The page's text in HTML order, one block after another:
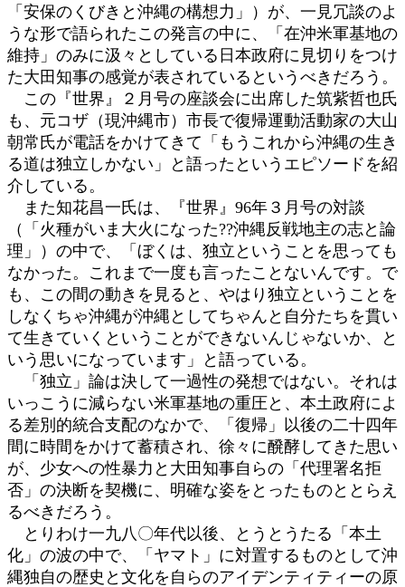
「安保のくびきと沖縄の構想力」）が、一見冗談のよ
うな形で語られたこの発言の中に、「在沖米軍基地の
維持」のみに汲々としている日本政府に見切りをつけ
た大田知事の感覚が表されているというべきだろう。
この『世界』２月号の座談会に出席した筑紫哲也氏
も、元コザ（現沖縄市）市長で復帰運動活動家の大山
朝常氏が電話をかけてきて「もうこれから沖縄の生き
る道は独立しかない」と語ったというエピソードを紹
介している。
また知花昌一氏は、『世界』96年３月号の対談
（「火種がいま大火になった??沖縄反戦地主の志と論
理」）の中で、「ぼくは、独立ということを思っても
なかった。これまで一度も言ったことないんです。で
も、この間の動きを見ると、やはり独立ということを
しなくちゃ沖縄が沖縄としてちゃんと自分たちを貫い
て生きていくということができないんじゃないか、と
いう思いになっています」と語っている。
「独立」論は決して一過性の発想ではない。それは
いっこうに減らない米軍基地の重圧と、本土政府によ
る差別的統合支配のなかで、「復帰」以後の二十四年
間に時間をかけて蓄積され、徐々に醗酵してきた思い
が、少女への性暴力と大田知事自らの「代理署名拒
否」の決断を契機に、明確な姿をとったものととらえ
るべきだろう。
とりわけ一九八〇年代以後、とうとうたる「本土
化」の波の中で、「ヤマト」に対置するものとして沖
縄独自の歴史と文化を自らのアイデンティティーの原